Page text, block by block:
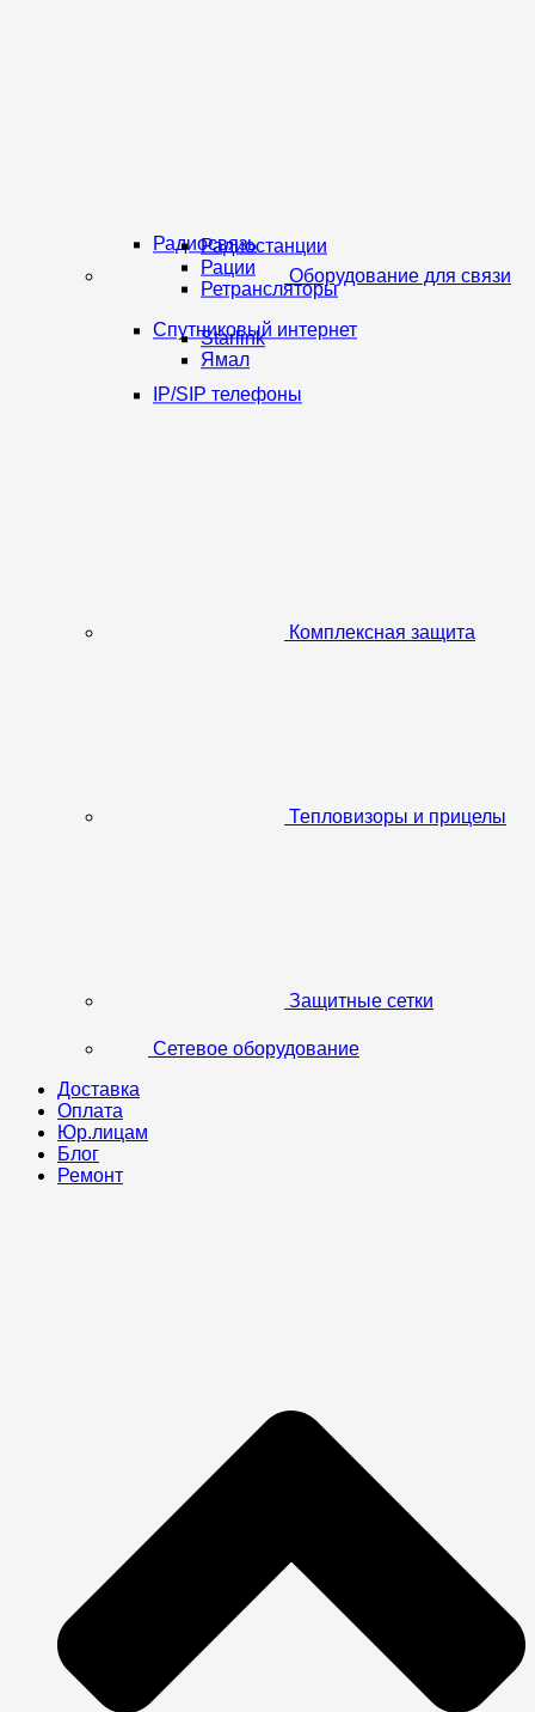
Оборудование для связи
Радиосвязь
Радиостанции
Рации
Ретрансляторы
Спутниковый интернет
Starlink
Ямал
IP/SIP телефоны
Комплексная защита
Тепловизоры и прицелы
Защитные сетки
Сетевое оборудование
Доставка
Оплата
Юр.лицам
Блог
Ремонт